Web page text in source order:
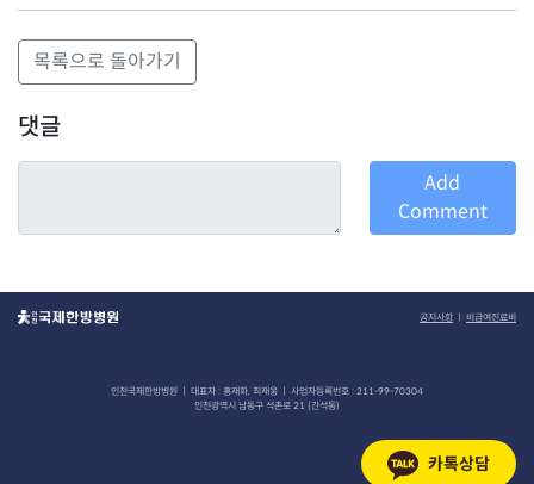
목록으로 돌아가기
댓글
Add
Comment
공지사항 ㅣ 비급여진료비
카톡상담
인천국제한방병원 ㅣ 대표자 : 홍재화, 최재웅 ㅣ 사업자등록번호 : 211-99-70304
인천광역시 남동구 석촌로 21 (간석동)